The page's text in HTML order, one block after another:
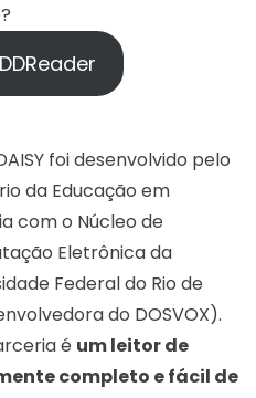
foi desenvolvido pelo
da Educação em
com o Núcleo de
Eletrônica da
Federal do Rio de
do DOSVOX).
é um leitor de
completo e fácil de